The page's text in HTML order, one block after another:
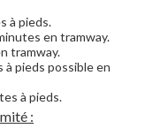
à pieds.
en tramway.
tramway.
à pieds possible en
à pieds.
: